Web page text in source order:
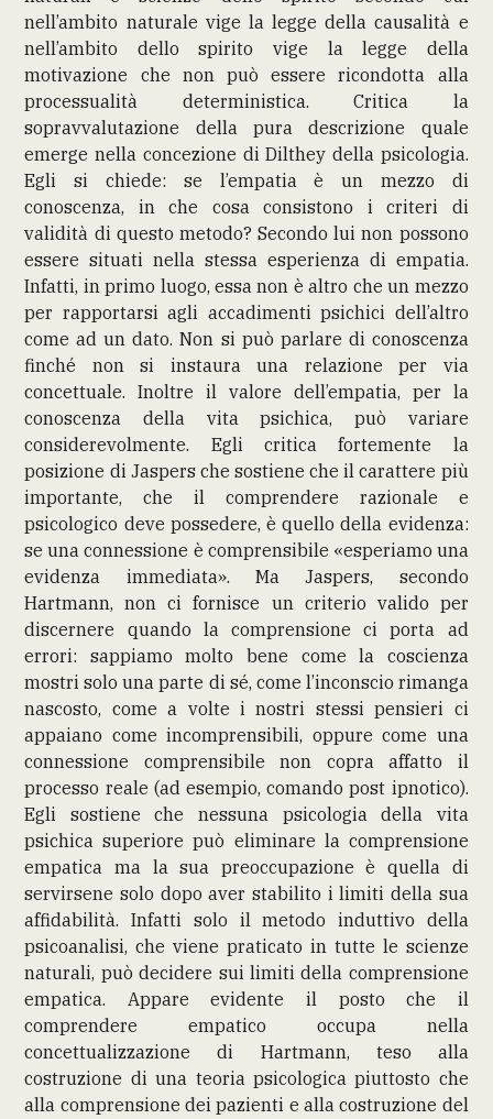
nell’ambito naturale vige la legge della causalità e
nell’ambito dello spirito vige la legge della
motivazione che non può essere ricondotta alla
processualità deterministica. Critica la
sopravvalutazione della pura descrizione quale
emerge nella concezione di Dilthey della psicologia.
Egli si chiede: se l’empatia è un mezzo di
conoscenza, in che cosa consistono i criteri di
validità di questo metodo? Secondo lui non possono
essere situati nella stessa esperienza di empatia.
Infatti, in primo luogo, essa non è altro che un mezzo
per rapportarsi agli accadimenti psichici dell’altro
come ad un dato. Non si può parlare di conoscenza
finché non si instaura una relazione per via
concettuale. Inoltre il valore dell’empatia, per la
conoscenza della vita psichica, può variare
considerevolmente. Egli critica fortemente la
posizione di Jaspers che sostiene che il carattere più
importante, che il comprendere razionale e
psicologico deve possedere, è quello della evidenza:
se una connessione è comprensibile «esperiamo una
evidenza immediata». Ma Jaspers, secondo
Hartmann, non ci fornisce un criterio valido per
discernere quando la comprensione ci porta ad
errori: sappiamo molto bene come la coscienza
mostri solo una parte di sé, come l’inconscio rimanga
nascosto, come a volte i nostri stessi pensieri ci
appaiano come incomprensibili, oppure come una
connessione comprensibile non copra affatto il
processo reale (ad esempio, comando post ipnotico).
Egli sostiene che nessuna psicologia della vita
psichica superiore può eliminare la comprensione
empatica ma la sua preoccupazione è quella di
servirsene solo dopo aver stabilito i limiti della sua
affidabilità. Infatti solo il metodo induttivo della
psicoanalisi, che viene praticato in tutte le scienze
naturali, può decidere sui limiti della comprensione
empatica. Appare evidente il posto che il
comprendere empatico occupa nella
concettualizzazione di Hartmann, teso alla
costruzione di una teoria psicologica piuttosto che
alla comprensione dei pazienti e alla costruzione del